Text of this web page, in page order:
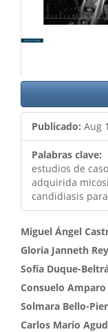
Publicado: Aug
Palabras clave:
estudios de
adquirida
candidiasis
principal
del
artículo
Miguel Ángel
Gloria Janneth
Sofía Duque-
Consuelo
Solmara Bello-
Carlos Mario